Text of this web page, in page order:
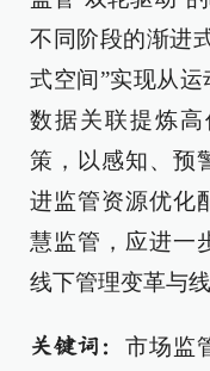
不同阶段的渐进
式空间”实现从
数据关联提炼
策，以感知、预
进监管资源优化
慧监管，应进一
线下管理变革与
关键词： 市场监